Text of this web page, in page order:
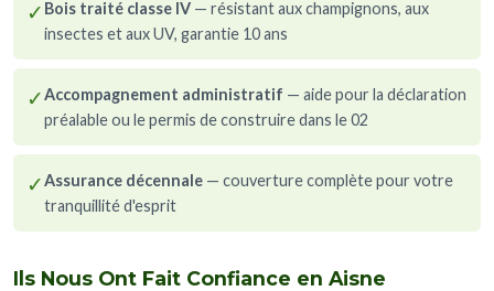
✓ Bois traité classe IV — résistant aux champignons, aux
insectes et aux UV, garantie 10 ans
✓Accompagnement administratif — aide pour la déclaration
préalable ou le permis de construire dans le 02
✓Assurance décennale — couverture complète pour votre
tranquillité d'esprit
Ils Nous Ont Fait Confiance en Aisne